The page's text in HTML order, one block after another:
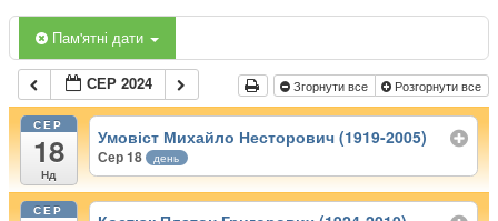
Пам'ятні дати
СЕР 2024 Згорнути все Розгорнути все
СЕР
18
Нд
Умовіст Михайло Несторович (1919-2005)
Сер 18 день
СЕР